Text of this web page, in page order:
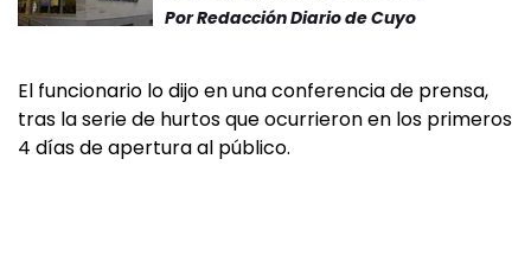
PorRedacción Diario de Cuyo
El funcionario lo dijo en una conferencia de prensa,
tras la serie de hurtos que ocurrieron en los primeros
4 días de apertura al público.